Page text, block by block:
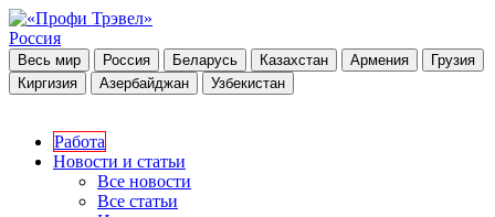
Россия
Весь мир Россия Беларусь Казахстан Армения
Грузия
Киргизия
Азербайджан Узбекистан
Работа
Новости и статьи
Все новости
Все статьи